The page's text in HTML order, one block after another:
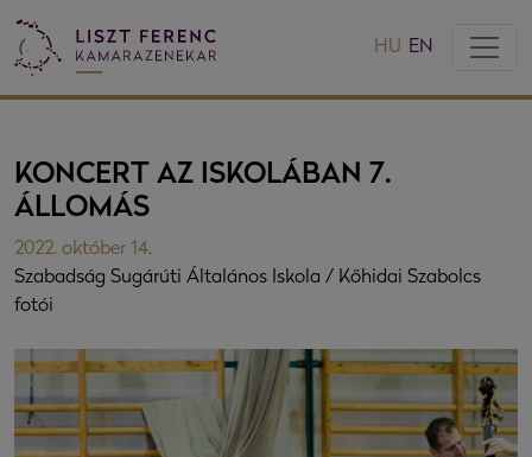
HU EN
KONCERT AZ ISKOLÁBAN 7.
ÁLLOMÁS
2022. október 14.
Szabadság Sugárúti Általános Iskola / Kőhidai Szabolcs
fotói